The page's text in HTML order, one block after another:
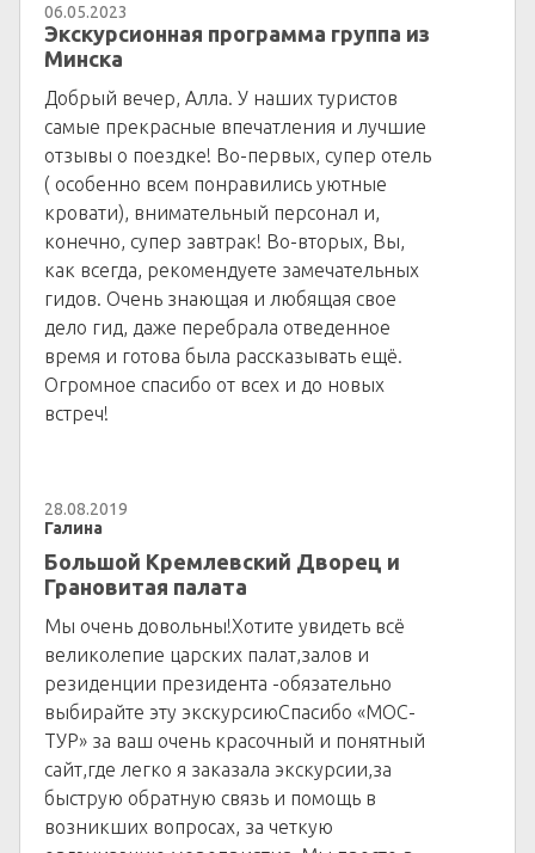
06.05.2023
Экскурсионная программа группа из
Минска
Добрый вечер, Алла. У наших туристов
самые прекрасные впечатления и лучшие
отзывы о поездке! Во-первых, супер отель
( особенно всем понравились уютные
кровати), внимательный персонал и,
конечно, супер завтрак! Во-вторых, Вы,
как всегда, рекомендуете замечательных
гидов. Очень знающая и любящая свое
дело гид, даже перебрала отведенное
время и готова была рассказывать ещё.
Огромное спасибо от всех и до новых
встреч!
28.08.2019
Галина
Большой Кремлевский Дворец и
Грановитая палата
Мы очень довольны!Хотите увидеть всё
великолепие царских палат,залов и
резиденции президента -обязательно
выбирайте эту экскурсиюСпасибо «МОС-
ТУР» за ваш очень красочный и понятный
сайт,где легко я заказала экскурсии,за
быструю обратную связь и помощь в
возникших вопросах, за четкую